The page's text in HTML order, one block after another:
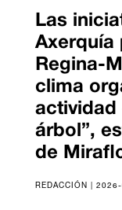
Las
Axerquía
Regina-
clima
actividad
árbol”,
de
REDACCIÓN |